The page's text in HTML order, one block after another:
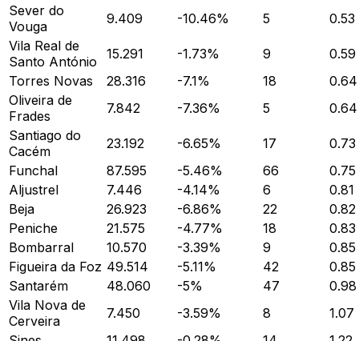
Sever do
Vouga
9.409 -10.46% 5
0.53
Vila Real de
Santo António
15.291 -1.73% 9
0.59
Torres Novas
28.316 -7.1% 18
0.64
Oliveira de
Frades
7.842 -7.36% 5
0.64
Santiago do
Cacém
23.192 -6.65% 17
0.73
Funchal
87.595 -5.46% 66
0.75
Aljustrel
7.446 -4.14% 6
0.81
Beja
26.923 -6.86% 22
0.82
Peniche
21.575 -4.77% 18
0.83
Bombarral
10.570 -3.39% 9
0.85
Figueira da Foz 49.514 -5.11% 42
0.85
Santarém
48.060 -5% 47
0.98
Vila Nova de
Cerveira
7.450 -3.59% 8
1.07